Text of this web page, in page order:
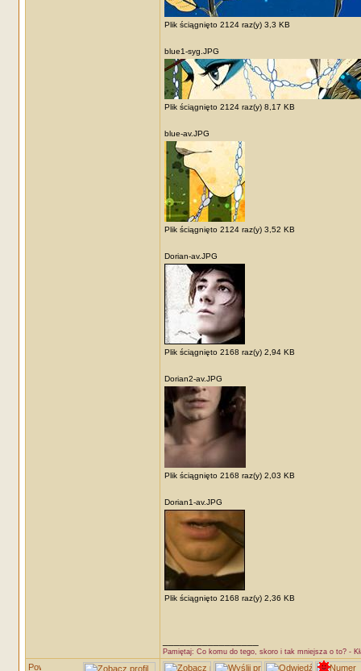
Plik ściągnięto 2124 raz(y) 3,3 KB
blue1-syg.JPG
Plik ściągnięto 2124 raz(y) 8,17 KB
blue-av.JPG
Plik ściągnięto 2124 raz(y) 3,52 KB
Dorian-av.JPG
Plik ściągnięto 2168 raz(y) 2,94 KB
Dorian2-av.JPG
Plik ściągnięto 2168 raz(y) 2,03 KB
Dorian1-av.JPG
Plik ściągnięto 2168 raz(y) 2,36 KB
Pamiętaj: Co komu do tego, skoro i tak mniejsza o to? -